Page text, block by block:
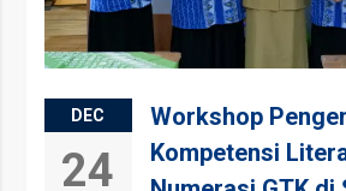
DEC
24
Workshop
Kompetensi